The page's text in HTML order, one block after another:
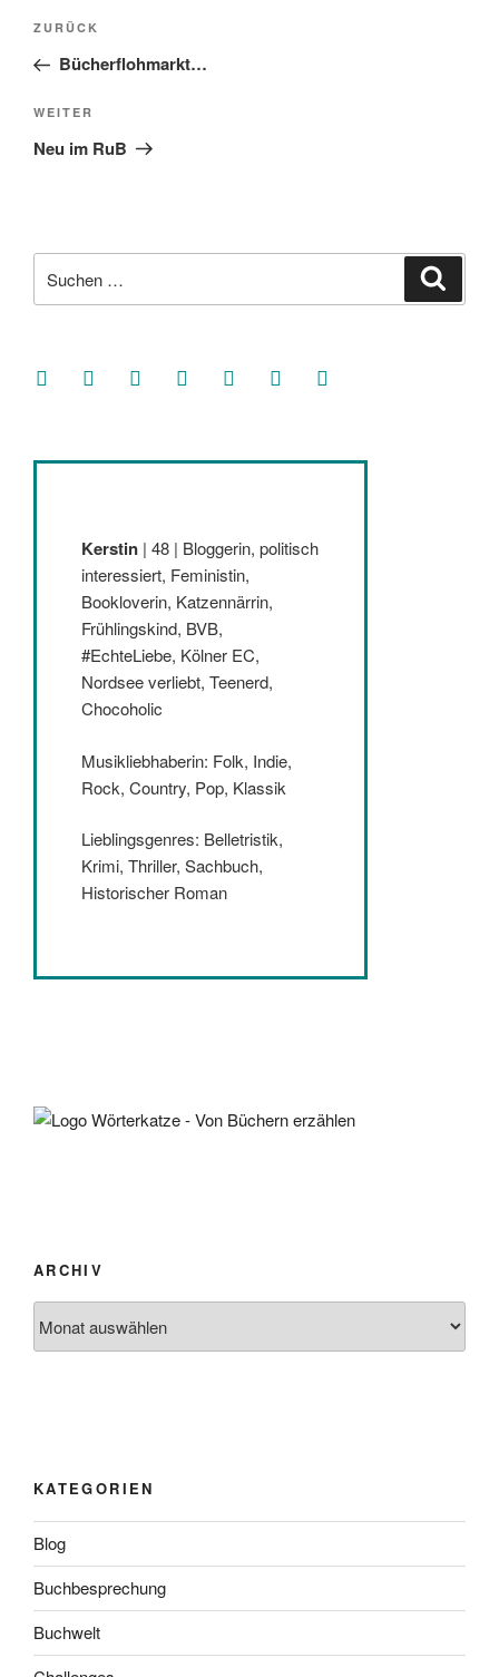
Beitragsnavigation
Vorheriger
Beitrag
ZURÜCK
Bücherflohmarkt…
Nächster
Beitrag
WEITER
Neu im RuB
nach:
facebooksoundcloud
twitter mastodoninstagramthreads goodreads
Kerstin | 48 | Bloggerin, politisch
interessiert, Feministin,
Bookloverin, Katzennärrin,
Frühlingskind, BVB,
#EchteLiebe, Kölner EC,
Nordsee verliebt, Teenerd,
Chocoholic
Musikliebhaberin: Folk, Indie,
Rock, Country, Pop, Klassik
Lieblingsgenres: Belletristik,
Krimi, Thriller, Sachbuch,
Historischer Roman
ARCHIV
KATEGORIEN
Blog
Buchbesprechung
Buchwelt